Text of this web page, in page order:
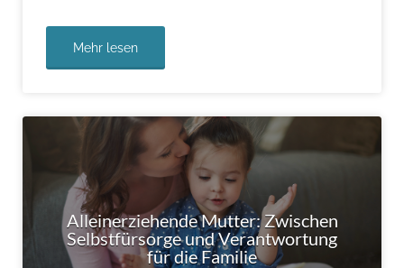
Mehr lesen
Alleinerziehende Mutter: Zwischen
Selbstfürsorge und Verantwortung
für die Familie